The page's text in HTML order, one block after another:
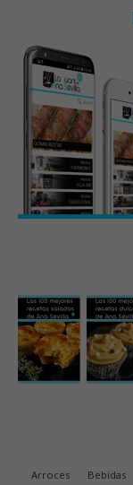
Arroces Bebidas